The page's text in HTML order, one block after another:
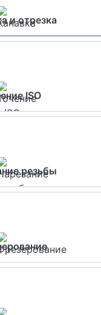
и отрезка
ISO
резьбы